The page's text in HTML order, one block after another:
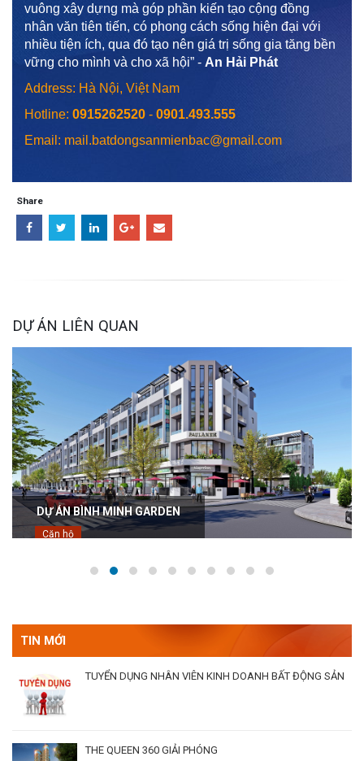
vuông xây dựng mà góp phần kiến tạo cộng đồng
nhân văn tiên tiến, có phong cách sống hiện đại với
nhiều tiện ích, qua đó tạo nên giá trị sống gia tăng bền
vững cho mình và cho xã hội” - An Hải Phát
Address: Hà Nội, Việt Nam
Hotline: 0915262520 - 0901.493.555
Email: mail.batdongsanmienbac@gmail.com
Share
DỰ ÁN LIÊN QUAN
DỰ ÁN BÌNH MINH GARDEN
Căn hộ
TIN MỚI
TUYỂN DỤNG NHÂN VIÊN KINH DOANH BẤT ĐỘNG SẢN
THE QUEEN 360 GIẢI PHÓNG